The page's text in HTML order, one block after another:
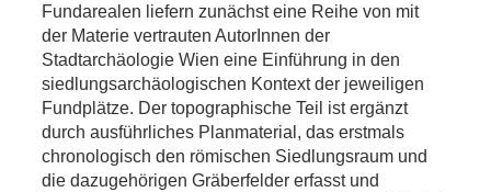
Fundarealen liefern zunächst eine Reihe von mit
der Materie vertrauten AutorInnen der
Stadtarchäologie Wien eine Einführung in den
siedlungsarchäologischen Kontext der jeweiligen
Fundplätze. Der topographische Teil ist ergänzt
durch ausführliches Planmaterial, das erstmals
chronologisch den römischen Siedlungsraum und
die dazugehörigen Gräberfelder erfasst und